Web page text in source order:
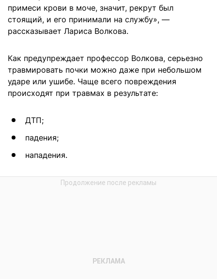
примеси крови в моче, значит, рекрут был
стоящий, и его принимали на службу», —
рассказывает Лариса Волкова.
Как предупреждает профессор Волкова, серьезно
травмировать почки можно даже при небольшом
ударе или ушибе. Чаще всего повреждения
происходят при травмах в результате:
ДТП;
падения;
нападения.